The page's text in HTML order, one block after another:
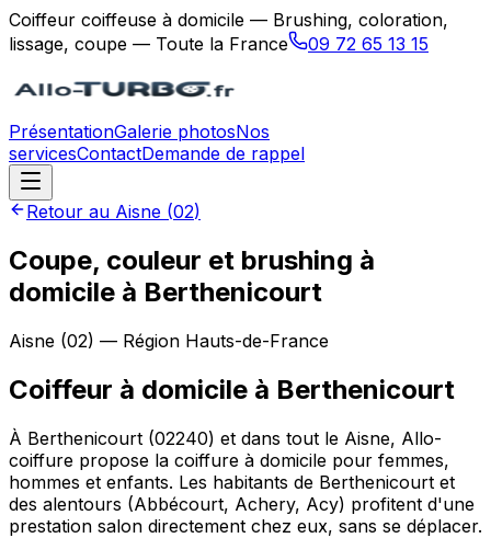
Coiffeur coiffeuse à domicile — Brushing, coloration,
lissage, coupe — Toute la France
09 72 65 13 15
PrésentationGalerie photosNos
servicesContactDemande de rappel
Retour au Aisne (02)
Coupe, couleur et brushing à
domicile à Berthenicourt
Aisne (02) — Région Hauts-de-France
Coiffeur à domicile à Berthenicourt
À Berthenicourt (02240) et dans tout le Aisne, Allo-
coiffure propose la coiffure à domicile pour femmes,
hommes et enfants. Les habitants de Berthenicourt et
des alentours (Abbécourt, Achery, Acy) profitent d'une
prestation salon directement chez eux, sans se déplacer.